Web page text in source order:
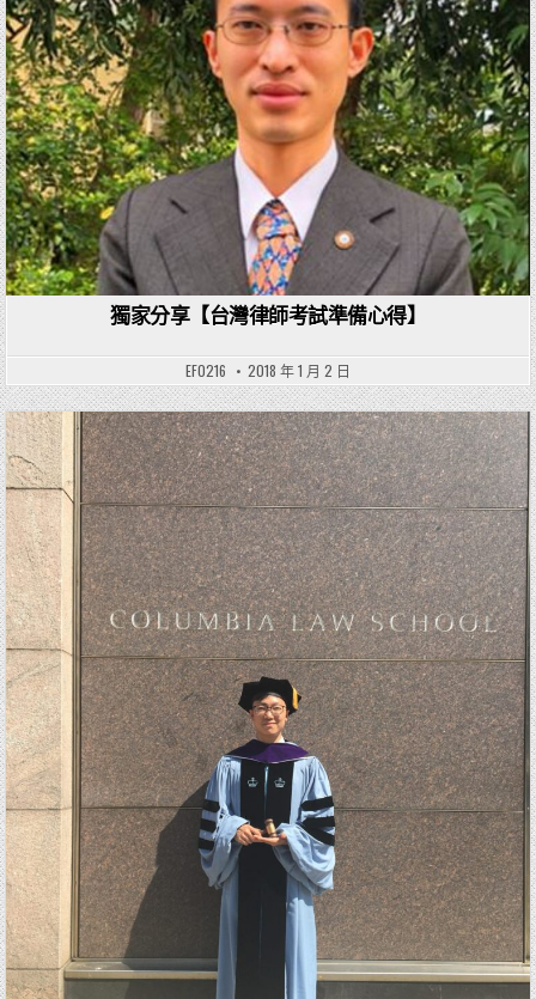
獨家分享【台灣律師考試準備心得】
EF0216 2018 年 1 月 2 日
Posted in